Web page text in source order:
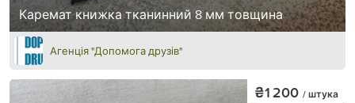
Каремат книжка тканинний 8 мм товщина
Агенція "Допомога друзів"
₴1 200 / штука